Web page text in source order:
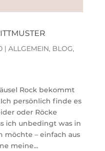
| ALLGEMEIN, BLOG,
Rock bekommt
persönlich finde es
oder Röcke
ich unbedingt was in
möchte – einfach aus
meine...